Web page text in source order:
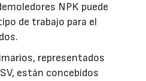
NPK puede
de trabajo para el
representados
están concebidos